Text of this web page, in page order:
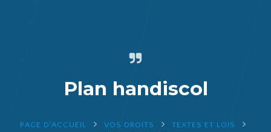
Plan handiscol
PAGE D'ACCUEIL VOS DROITS
TEXTES ET LOIS